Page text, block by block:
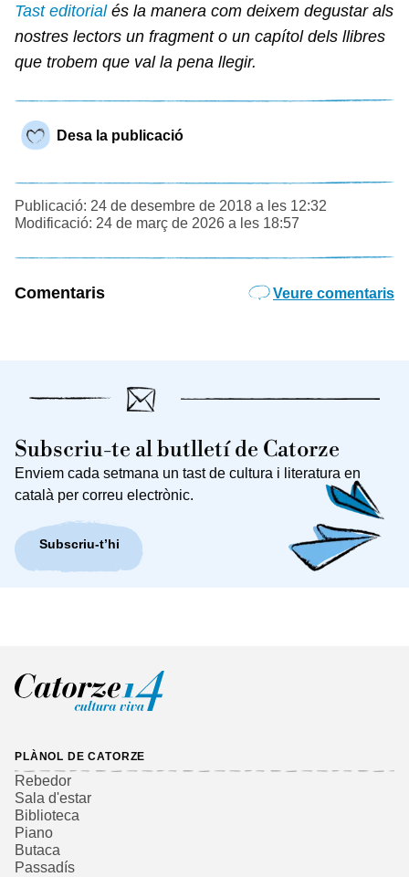
Tast editorialés la manera com deixem degustar als
nostres lectors un fragment o un capítol dels llibres
que trobem que val la pena llegir.
Desa la publicació
Publicació: 24 de desembre de 2018 a les 12:32
Modificació: 24 de març de 2026 a les 18:57
Comentaris Veure comentaris
Subscriu-te al butlletí de Catorze
Enviem cada setmana un tast de cultura i literatura en
català per correu electrònic.
Subscriu-t’hi
PLÀNOL DE CATORZE
Rebedor
Sala d'estar
Biblioteca
Piano
Butaca
Passadís